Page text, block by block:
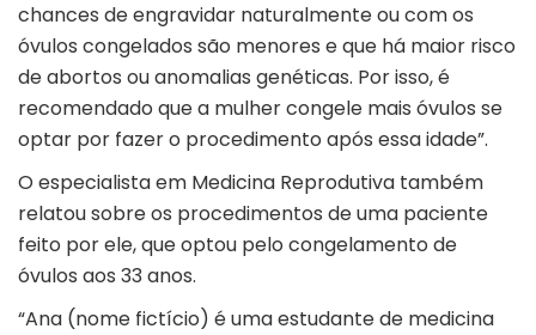
chances de engravidar naturalmente ou com os
óvulos congelados são menores e que há maior risco
de abortos ou anomalias genéticas. Por isso, é
recomendado que a mulher congele mais óvulos se
optar por fazer o procedimento após essa idade”.
O especialista em Medicina Reprodutiva também
relatou sobre os procedimentos de uma paciente
feito por ele, que optou pelo congelamento de
óvulos aos 33 anos.
“Ana (nome fictício) é uma estudante de medicina